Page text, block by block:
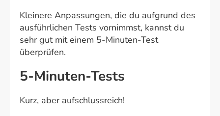
Kleinere Anpassungen, die du aufgrund des
ausführlichen Tests vornimmst, kannst du
sehr gut mit einem 5-Minuten-Test
überprüfen.
5-Minuten-Tests
Kurz, aber aufschlussreich!